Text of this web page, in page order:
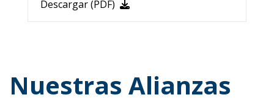
Descargar (PDF)
Nuestras Alianzas